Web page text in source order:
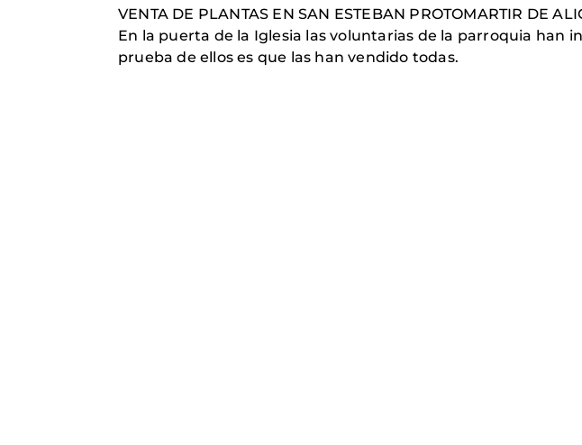
VENTA DE PLANTAS EN SAN ESTEBAN PROTOMARTIR DE
En la puerta de la Iglesia las voluntarias de la parroquia han
prueba de ellos es que las han vendido todas.